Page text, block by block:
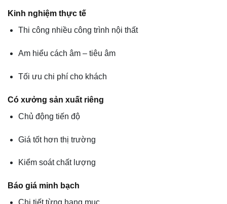
Kinh nghiệm thực tế
Thi công nhiều công trình nội thất
Am hiểu cách âm – tiêu âm
Tối ưu chi phí cho khách
Có xưởng sản xuất riêng
Chủ động tiến độ
Giá tốt hơn thị trường
Kiểm soát chất lượng
Báo giá minh bạch